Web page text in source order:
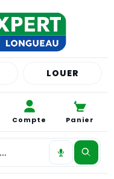
LOUER
Compte Panier